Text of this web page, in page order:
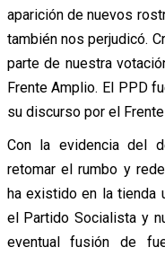
aparición de nuevos
también nos perjudicó.
parte de nuestra
Frente Amplio. El PPD
su discurso por el Frente
Con la evidencia del
retomar el rumbo y
ha existido en la tienda
el Partido Socialista y
eventual fusión de